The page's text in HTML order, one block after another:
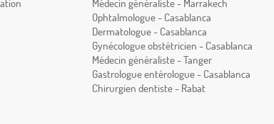
Médecin généraliste - Marrakech
Ophtalmologue - Casablanca
Dermatologue - Casablanca
Gynécologue obstétricien - Casablanca
Médecin généraliste - Tanger
Gastrologue entérologue - Casablanca
Chirurgien dentiste - Rabat